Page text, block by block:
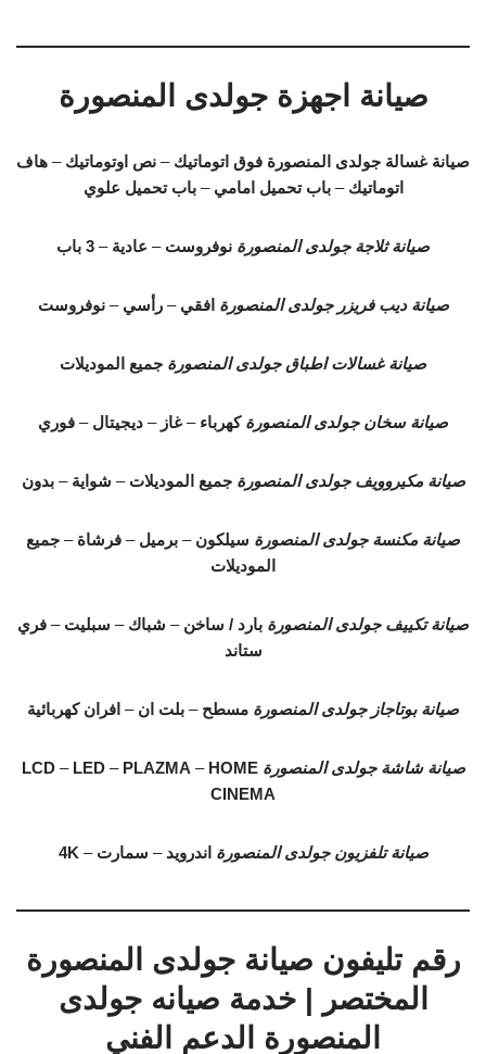
صيانة اجهزة جولدى المنصورة
صيانة غسالة جولدى المنصورة فوق اتوماتيك – نص اوتوماتيك – هاف
اتوماتيك –باب تحميل امامي –باب تحميل علوي
صيانة ثلاجة جولدى المنصورة نوفروست – عادية – 3 باب
صيانة ديب فريزر جولدى المنصورة افقي –رأسي –نوفروست
صيانة غسالات اطباق جولدى المنصورة جميع الموديلات
صيانة سخان جولدى المنصورة كهرباء – غاز – ديجيتال – فوري
صيانة مكيروويف جولدى المنصورة جميع الموديلات – شواية –بدون
صيانة مكنسة جولدى المنصورة سيلكون – برميل – فرشاة – جميع
الموديلات
صيانة تكييف جولدى المنصورة بارد / ساخن – شباك – سبليت – فري
ستاند
صيانة بوتاجاز جولدى المنصورة مسطح – بلت ان – افران كهربائية
صيانة شاشة جولدى المنصورة LCD– LED– PLAZMA – HOME
CINEMA
صيانة تلفزيون جولدى المنصورة اندرويد – سمارت –
4K
رقم تليفون صيانة جولدى المنصورة
المختصر | خدمة صيانه جولدى
المنصورة الدعم الفني